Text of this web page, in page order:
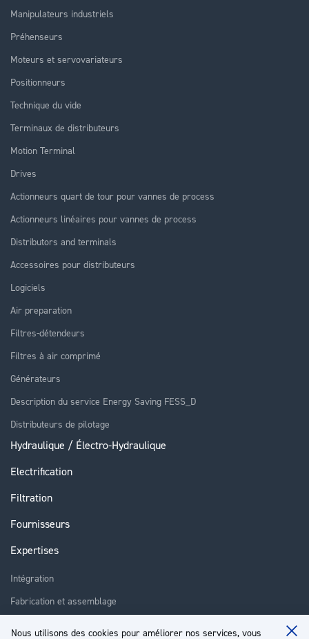
Nous utilisons des cookies pour améliorer nos services, vous
Manipulateurs industriels
Préhenseurs
Moteurs et servovariateurs
Positionneurs
Technique du vide
Terminaux de distributeurs
Motion Terminal
Drives
Actionneurs quart de tour pour vannes de process
Actionneurs linéaires pour vannes de process
Distributors and terminals
Accessoires pour distributeurs
Logiciels
Air preparation
Filtres-détendeurs
Filtres à air comprimé
Générateurs
Description du service Energy Saving FESS_D
Distributeurs de pilotage
Hydraulique / Électro-Hydraulique
Electrification
Filtration
Fournisseurs
Expertises
Intégration
Fabrication et assemblage